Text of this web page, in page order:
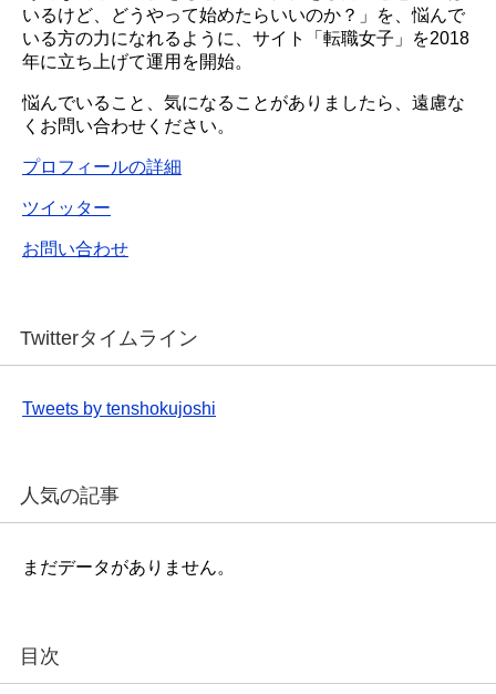
いるけど、どうやって始めたらいいのか？」を、悩んで
いる方の力になれるように、サイト「転職女子」を2018
年に立ち上げて運用を開始。
悩んでいること、気になることがありましたら、遠慮な
くお問い合わせください。
プロフィールの詳細
ツイッター
お問い合わせ
Twitterタイムライン
Tweets by tenshokujoshi
人気の記事
まだデータがありません。
目次